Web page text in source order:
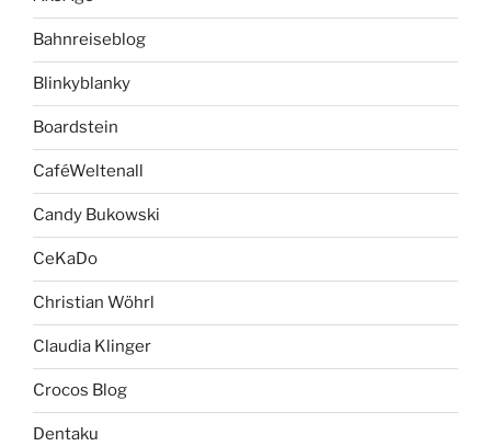
Bahnreiseblog
Blinkyblanky
Boardstein
CaféWeltenall
Candy Bukowski
CeKaDo
Christian Wöhrl
Claudia Klinger
Crocos Blog
Dentaku